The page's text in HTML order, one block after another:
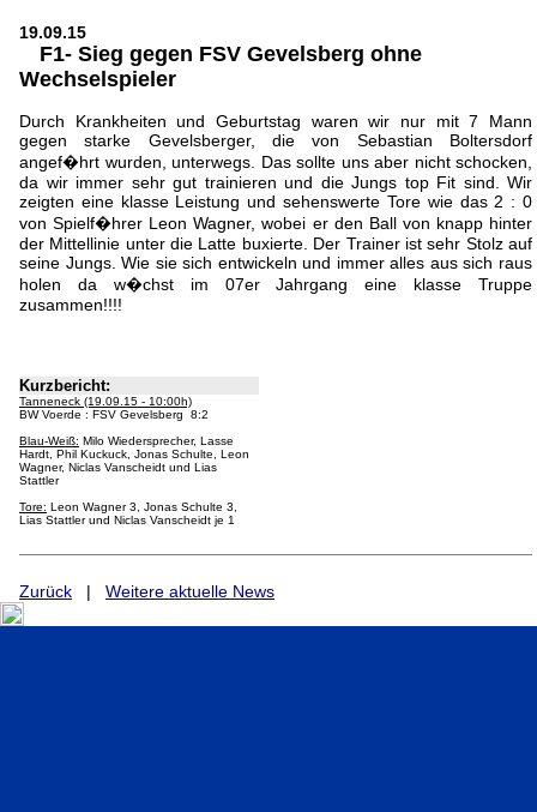
19.09.15
F1- Sieg gegen FSV Gevelsberg ohne
Wechselspieler
Durch Krankheiten und Geburtstag waren wir nur mit 7 Mann
gegen starke Gevelsberger, die von Sebastian Boltersdorf
angef�hrt wurden, unterwegs. Das sollte uns aber nicht schocken,
da wir immer sehr gut trainieren und die Jungs top Fit sind. Wir
zeigten eine klasse Leistung und sehenswerte Tore wie das 2 : 0
von Spielf�hrer Leon Wagner, wobei er den Ball von knapp hinter
der Mittellinie unter die Latte buxierte. Der Trainer ist sehr Stolz auf
seine Jungs. Wie sie sich entwickeln und immer alles aus sich raus
holen da w�chst im 07er Jahrgang eine klasse Truppe
zusammen!!!!
Kurzbericht:
Tanneneck (19.09.15 - 10:00h)
BW Voerde : FSV Gevelsberg 8:2
Blau-Weiß: Milo Wiedersprecher, Lasse
Hardt, Phil Kuckuck, Jonas Schulte, Leon
Wagner, Niclas Vanscheidt und Lias
Stattler
Tore: Leon Wagner 3, Jonas Schulte 3,
Lias Stattler und Niclas Vanscheidt je 1
Zurück | Weitere aktuelle News